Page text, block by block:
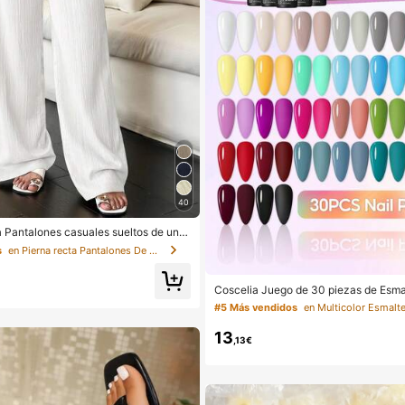
40
Pantalones casuales sueltos de unic
torsión para mujer
en Pierna recta Pantalones De Mujer
Coscelia Juego de 30 piezas de
Gel, Colores Populares para Todas las
nicura de Gel Removible UV LED,
#5 Más vendidos
13 ,13€